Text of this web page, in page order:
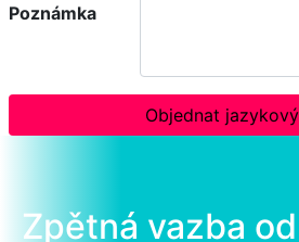
Poznámka
Objednat
Zpětná vazba